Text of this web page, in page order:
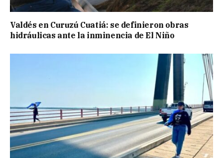
Valdés en Curuzú Cuatiá: se definieron obras
hidráulicas ante la inminencia de El Niño